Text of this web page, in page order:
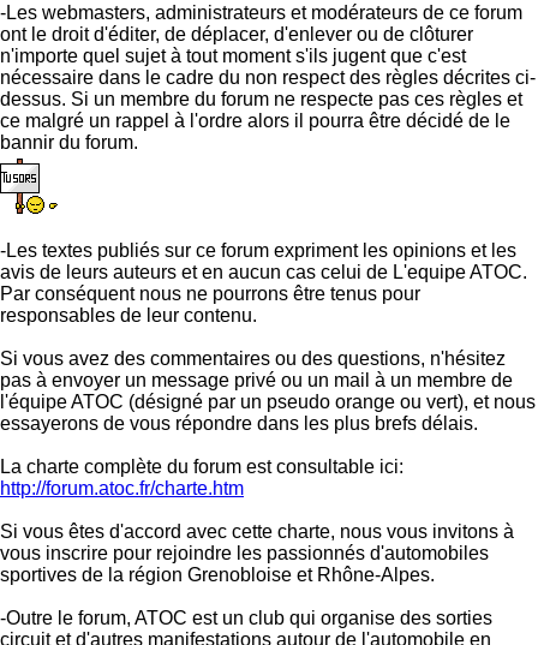
-Les webmasters, administrateurs et modérateurs de ce forum
ont le droit d'éditer, de déplacer, d'enlever ou de clôturer
n'importe quel sujet à tout moment s'ils jugent que c'est
nécessaire dans le cadre du non respect des règles décrites ci-
dessus. Si un membre du forum ne respecte pas ces règles et
ce malgré un rappel à l'ordre alors il pourra être décidé de le
bannir du forum.
-Les textes publiés sur ce forum expriment les opinions et les
avis de leurs auteurs et en aucun cas celui de L'equipe ATOC.
Par conséquent nous ne pourrons être tenus pour
responsables de leur contenu.
Si vous avez des commentaires ou des questions, n'hésitez
pas à envoyer un message privé ou un mail à un membre de
l'équipe ATOC (désigné par un pseudo orange ou vert), et nous
essayerons de vous répondre dans les plus brefs délais.
La charte complète du forum est consultable ici:
http://forum.atoc.fr/charte.htm
Si vous êtes d'accord avec cette charte, nous vous invitons à
vous inscrire pour rejoindre les passionnés d'automobiles
sportives de la région Grenobloise et Rhône-Alpes.
-Outre le forum, ATOC est un club qui organise des sorties
circuit et d'autres manifestations autour de l'automobile en